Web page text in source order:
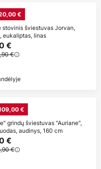
€
stovinis šviestuvas Jorvan,
eukaliptas, linas
€
€
€
grindų šviestuvas "Auriane",
audinys, 160 cm
€
€